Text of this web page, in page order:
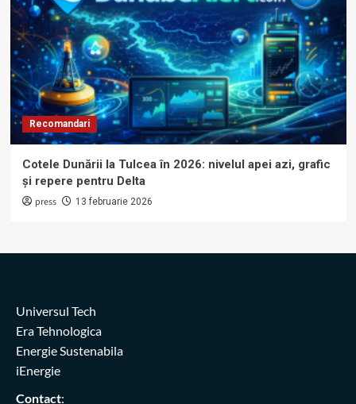
Recomandari
Cotele Dunării la Tulcea în 2026: nivelul apei azi, grafic
și repere pentru Delta
press 13 februarie 2026
Universul Tech
Era Tehnologica
Energie Sustenabila
iEnergie
Contact: